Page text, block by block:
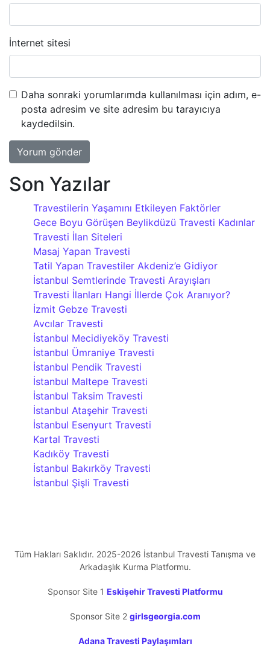
İnternet sitesi
Daha sonraki yorumlarımda kullanılması için adım, e-
posta adresim ve site adresim bu tarayıcıya
kaydedilsin.
Son Yazılar
Travestilerin Yaşamını Etkileyen Faktörler
Gece Boyu Görüşen Beylikdüzü Travesti Kadınlar
Travesti İlan Siteleri
Masaj Yapan Travesti
Tatil Yapan Travestiler Akdeniz’e Gidiyor
İstanbul Semtlerinde Travesti Arayışları
Travesti İlanları Hangi İllerde Çok Aranıyor?
İzmit Gebze Travesti
Avcılar Travesti
İstanbul Mecidiyeköy Travesti
İstanbul Ümraniye Travesti
İstanbul Pendik Travesti
İstanbul Maltepe Travesti
İstanbul Taksim Travesti
İstanbul Ataşehir Travesti
İstanbul Esenyurt Travesti
Kartal Travesti
Kadıköy Travesti
İstanbul Bakırköy Travesti
İstanbul Şişli Travesti
Tüm Hakları Saklıdır. 2025-2026 İstanbul Travesti Tanışma ve
Arkadaşlık Kurma Platformu.
Sponsor Site 1 Eskişehir Travesti Platformu
Sponsor Site 2 girlsgeorgia.com
Adana Travesti Paylaşımları